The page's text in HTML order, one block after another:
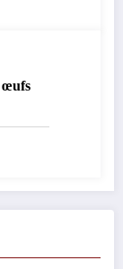
œufs